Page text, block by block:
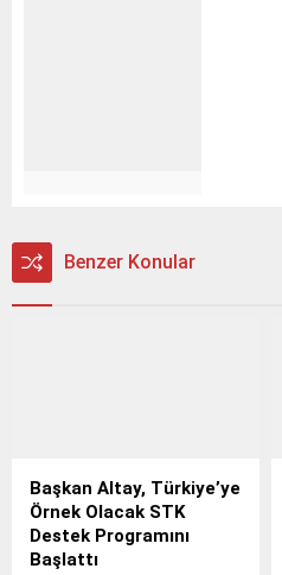
Benzer Konular
Başkan Altay, Türkiye’ye
Örnek Olacak STK
Destek Programını
Başlattı